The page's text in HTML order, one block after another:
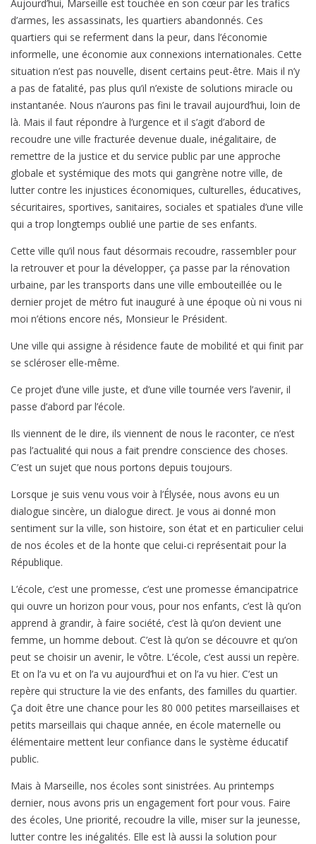
Aujourd’hui, Marseille est touchée en son cœur par les trafics
d’armes, les assassinats, les quartiers abandonnés. Ces
quartiers qui se referment dans la peur, dans l’économie
informelle, une économie aux connexions internationales. Cette
situation n’est pas nouvelle, disent certains peut-être. Mais il n’y
a pas de fatalité, pas plus qu’il n’existe de solutions miracle ou
instantanée. Nous n’aurons pas fini le travail aujourd’hui, loin de
là. Mais il faut répondre à l’urgence et il s’agit d’abord de
recoudre une ville fracturée devenue duale, inégalitaire, de
remettre de la justice et du service public par une approche
globale et systémique des mots qui gangrène notre ville, de
lutter contre les injustices économiques, culturelles, éducatives,
sécuritaires, sportives, sanitaires, sociales et spatiales d’une ville
qui a trop longtemps oublié une partie de ses enfants.
Cette ville qu’il nous faut désormais recoudre, rassembler pour
la retrouver et pour la développer, ça passe par la rénovation
urbaine, par les transports dans une ville embouteillée ou le
dernier projet de métro fut inauguré à une époque où ni vous ni
moi n’étions encore nés, Monsieur le Président.
Une ville qui assigne à résidence faute de mobilité et qui finit par
se scléroser elle-même.
Ce projet d’une ville juste, et d’une ville tournée vers l’avenir, il
passe d’abord par l’école.
Ils viennent de le dire, ils viennent de nous le raconter, ce n’est
pas l’actualité qui nous a fait prendre conscience des choses.
C’est un sujet que nous portons depuis toujours.
Lorsque je suis venu vous voir à l’Élysée, nous avons eu un
dialogue sincère, un dialogue direct. Je vous ai donné mon
sentiment sur la ville, son histoire, son état et en particulier celui
de nos écoles et de la honte que celui-ci représentait pour la
République.
L’école, c’est une promesse, c’est une promesse émancipatrice
qui ouvre un horizon pour vous, pour nos enfants, c’est là qu’on
apprend à grandir, à faire société, c’est là qu’on devient une
femme, un homme debout. C’est là qu’on se découvre et qu’on
peut se choisir un avenir, le vôtre. L’école, c’est aussi un repère.
Et on l’a vu et on l’a vu aujourd’hui et on l’a vu hier. C’est un
repère qui structure la vie des enfants, des familles du quartier.
Ça doit être une chance pour les 80 000 petites marseillaises et
petits marseillais qui chaque année, en école maternelle ou
élémentaire mettent leur confiance dans le système éducatif
public.
Mais à Marseille, nos écoles sont sinistrées. Au printemps
dernier, nous avons pris un engagement fort pour vous. Faire
des écoles, Une priorité, recoudre la ville, miser sur la jeunesse,
lutter contre les inégalités. Elle est là aussi la solution pour